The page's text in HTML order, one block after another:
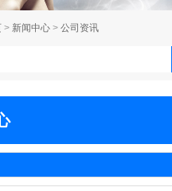
> 新闻中心 > 公司资讯